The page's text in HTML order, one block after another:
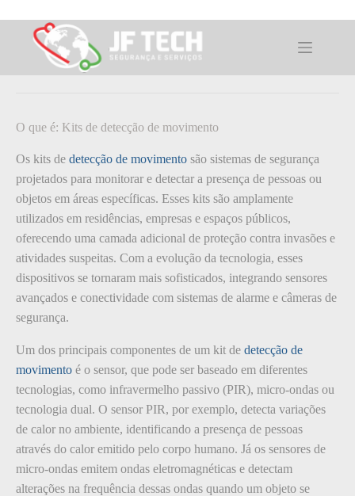
para
conteúdoO que é: Kits de detecção de
movimento
O que é: Kits de detecção de movimento
Os kits de detecção de movimento são sistemas de segurança
projetados para monitorar e detectar a presença de pessoas ou
objetos em áreas específicas. Esses kits são amplamente
utilizados em residências, empresas e espaços públicos,
oferecendo uma camada adicional de proteção contra invasões e
atividades suspeitas. Com a evolução da tecnologia, esses
dispositivos se tornaram mais sofisticados, integrando sensores
avançados e conectividade com sistemas de alarme e câmeras de
segurança.
Um dos principais componentes de um kit de detecção de
movimento é o sensor, que pode ser baseado em diferentes
tecnologias, como infravermelho passivo (PIR), micro-ondas ou
tecnologia dual. O sensor PIR, por exemplo, detecta variações
de calor no ambiente, identificando a presença de pessoas
através do calor emitido pelo corpo humano. Já os sensores de
micro-ondas emitem ondas eletromagnéticas e detectam
alterações na frequência dessas ondas quando um objeto se